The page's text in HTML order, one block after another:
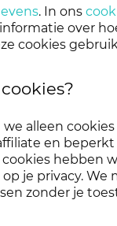
Inloggen
Hier opnieuw
. In ons
over
cookies
alleen
en beperkt
cookies hebben
je privacy. We
zonder je